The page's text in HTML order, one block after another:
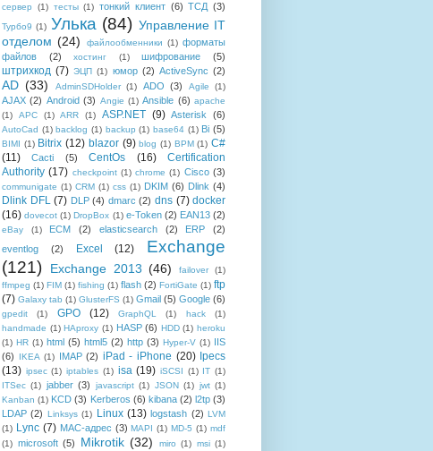
сервер
(1) тесты (1) тонкий клиент (6) ТСД (3)
Турбо9 (1) Улька (84) Управление IT
отделом (24) файлообменники (1) форматы
файлов
(2) хостинг (1) шифрование (5)
штрихкод (7) ЭЦП (1) юмор (2) ActiveSync (2)
AD (33) AdminSDHolder (1) ADO (3) Agile (1)
AJAX (2) Android (3) Angie (1) Ansible (6) apache
(1)
APC (1) ARR (1) ASP.NET (9) Asterisk (6)
AutoCad (1) backlog (1) backup (1) base64 (1) Bi (5)
BIMI (1) Bitrix (12) blazor (9) blog (1) BPM (1) C#
(11)
Cacti (5) CentOs (16)
Certification
Authority (17) checkpoint (1) chrome (1) Cisco (3)
communigate (1) CRM (1) css (1) DKIM (6) Dlink (4)
Dlink DFL (7) DLP (4) dmarc (2) dns (7) docker
(16) dovecot (1) DropBox (1) e-Token (2) EAN13 (2)
eBay (1) ECM (2) elasticsearch (2) ERP
(2)
eventlog
(2) Excel (12)
Exchange
(121)
Exchange 2013 (46) failover
(1)
ffmpeg (1) FIM (1) fishing (1) flash (2) FortiGate (1) ftp
(7) Galaxy tab (1) GlusterFS (1) Gmail (5) Google (6)
gpedit (1) GPO (12) GraphQL (1) hack
(1)
handmade (1) HAproxy (1) HASP (6) HDD (1) heroku
(1) HR (1) html (5) html5 (2) http (3) Hyper-V (1) IIS
(6)
IKEA (1) IMAP (2) iPad - iPhone (20) Ipecs
(13) ipsec (1) iptables (1) isa (19) iSCSI (1) IT (1)
ITSec (1) jabber (3) javascript (1) JSON (1) jwt (1)
Kanban (1) KCD (3) Kerberos (6) kibana (2) l2tp (3)
LDAP (2) Linksys (1) Linux (13) logstash (2) LVM
(1) Lync (7) MAC-адрес (3) MAPI (1) MD-5 (1) mdf
(1) microsoft (5) Mikrotik (32) miro (1) msi (1)